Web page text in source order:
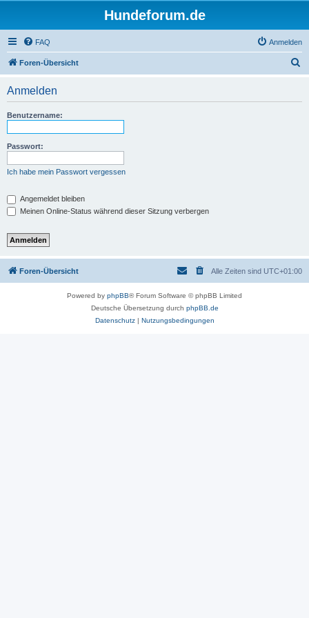
Hundeforum.de
FAQ Anmelden
Foren-Übersicht
Anmelden
Benutzername:
Passwort:
Ich habe mein Passwort vergessen
Angemeldet bleiben
Meinen Online-Status während dieser Sitzung verbergen
Foren-Übersicht Alle Zeiten sind UTC+01:00
Powered by phpBB® Forum Software © phpBB Limited
Deutsche Übersetzung durch phpBB.de
Datenschutz| Nutzungsbedingungen